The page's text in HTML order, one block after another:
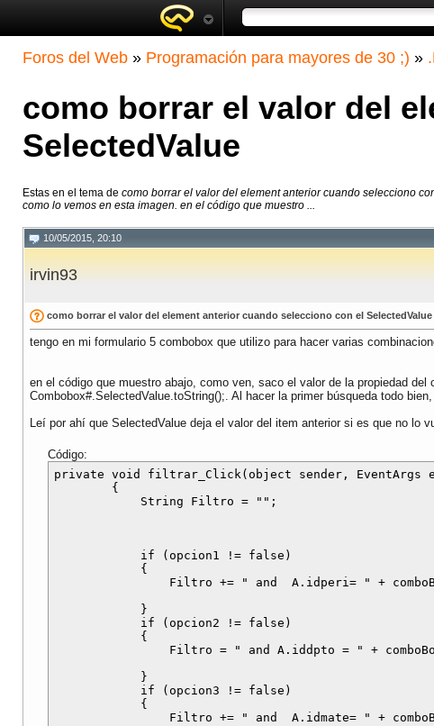
Foros del Web » Programación para mayores de 30 ;) »
como borrar el valor del
SelectedValue
Estas en el tema de como borrar el valor del element anterior cuando selecciono
como lo vemos en esta imagen. en el código que muestro ...
10/05/2015, 20:10
irvin93
como borrar el valor del element anterior cuando selecciono con el SelectedValue
tengo en mi formulario 5 combobox que utilizo para hacer varias
en el código que muestro abajo, como ven, saco el valor de la propiedad
Combobox#.SelectedValue.toString();. Al hacer la primer búsqueda todo
Leí por ahí que SelectedValue deja el valor del item anterior si es que no lo
Código:
private void filtrar_Click(object sender, EventArgs
        {
            String Filtro = "";
            if (opcion1 != false)
            {
Filtro += " and  A.idperi= " +
            }
            if (opcion2 != false)
            {
Filtro = " and A.iddpto = " +
            }
            if (opcion3 != false)
            {
Filtro += " and  A.idmate= " +